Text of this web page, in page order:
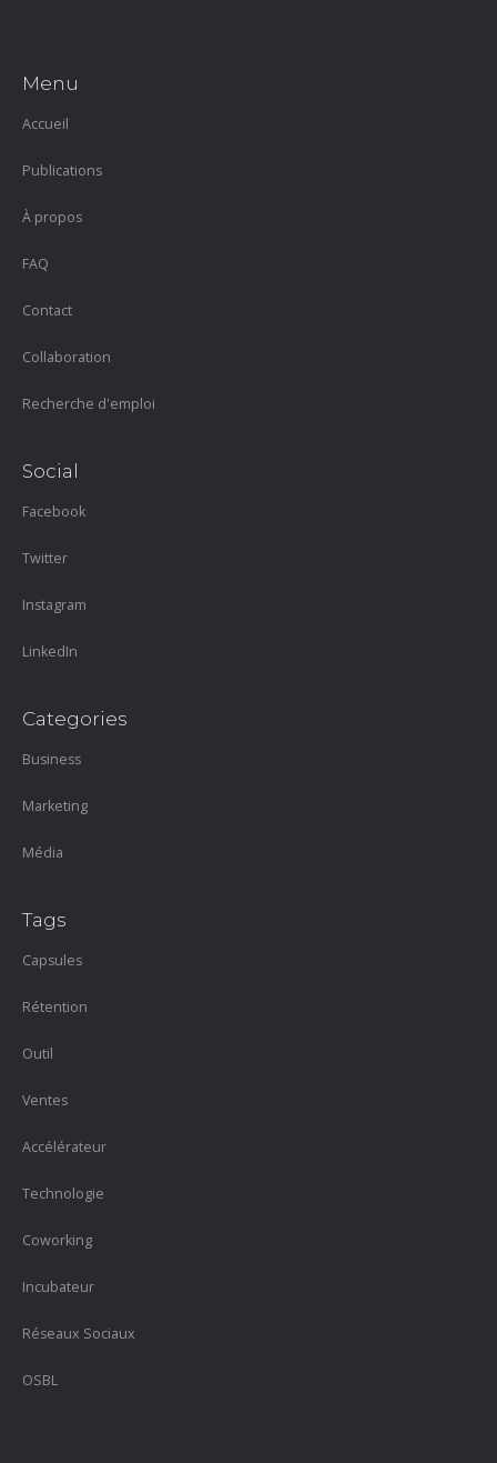
Menu
Accueil
Publications
À propos
FAQ
Contact
Collaboration
Recherche d'emploi
Social
Facebook
Twitter
Instagram
LinkedIn
Categories
Business
Marketing
Média
Tags
Capsules
Rétention
Outil
Ventes
Accélérateur
Technologie
Coworking
Incubateur
Réseaux Sociaux
OSBL